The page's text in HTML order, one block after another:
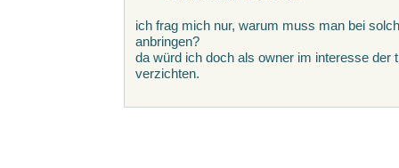
ich frag mich nur, warum muss man bei
anbringen?
da würd ich doch als owner im interesse der
verzichten.